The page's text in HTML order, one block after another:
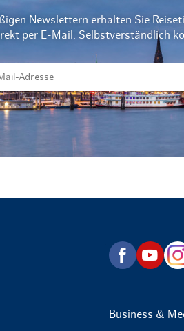
Newslettern erhalten Sie
per E-Mail. Selbstverständlich
zurück zur Startseite
Business &